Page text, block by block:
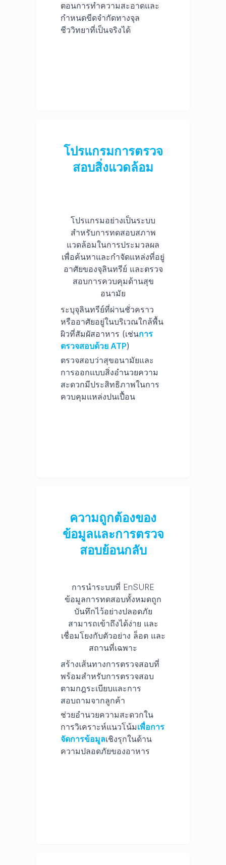
ตอนการทำความสะอาดและ
กำหนดขีดจำกัดทางจุล
ชีววิทยาที่เป็นจริงได้
โปรแกรมการตรวจ
สอบสิ่งแวดล้อม
โปรแกรมอย่างเป็นระบบ
สำหรับการทดสอบสภาพ
แวดล้อมในการประมวลผล
เพื่อค้นหาและกำจัดแหล่งที่อยู่
อาศัยของจุลินทรีย์ และตรวจ
สอบการควบคุมด้านสุข
อนามัย
ระบุจุลินทรีย์ที่ผ่านชั่วคราว
หรืออาศัยอยู่ในบริเวณใกล้พื้น
ผิวที่สัมผัสอาหาร (เช่นการ
ตรวจสอบด้วย ATP)
ตรวจสอบว่าสุขอนามัยและ
การออกแบบสิ่งอำนวยความ
สะดวกมีประสิทธิภาพในการ
ควบคุมแหล่งปนเปื้อน
ความถูกต้องของ
ข้อมูลและการตรวจ
สอบย้อนกลับ
การนำระบบที่ EnSURE
ข้อมูลการทดสอบทั้งหมดถูก
บันทึกไว้อย่างปลอดภัย
สามารถเข้าถึงได้ง่าย และ
เชื่อมโยงกับตัวอย่าง ล็อต และ
สถานที่เฉพาะ
สร้างเส้นทางการตรวจสอบที่
พร้อมสำหรับการตรวจสอบ
ตามกฎระเบียบและการ
สอบถามจากลูกค้า
ช่วยอำนวยความสะดวกใน
การวิเคราะห์แนวโน้มเพื่อการ
จัดการข้อมูลเชิงรุกในด้าน
ความปลอดภัยของอาหาร